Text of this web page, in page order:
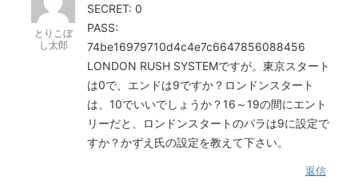
とりこぼ
し太郎
SECRET: 0
PASS:
74be16979710d4c4e7c6647856088456
LONDON RUSH SYSTEMですが。東京スタート
は0で、エンドは9ですか？ロンドンスタート
は、10でいいでしょうか？16～19の間にエント
リーだと、ロンドンスタートのパラは9に設定で
すか？かずえ氏の設定を教えて下さい。
返信